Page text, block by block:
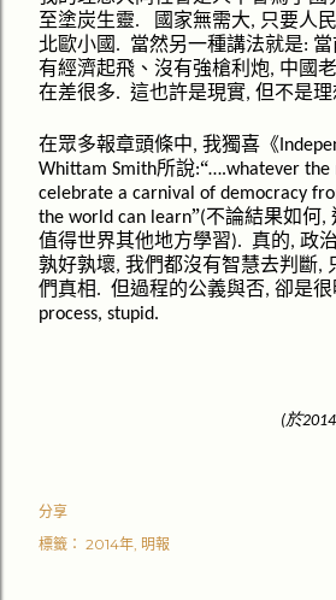
至塗炭生靈. 國家無需大, 只要人
北歐小國 . 當然另一種講法就是:
有經濟起飛、沒有強槍利炮, 中國
在差很多. 這也許是現實, 但不是理
在眾多報章頭條中, 我獨喜《
Whittam Smith所說:“….whatever the
celebrate a carnival of democracy
the world can learn”(不論結果如何,
值得世界其他地方學習). 真的, 政
孰好孰壞, 我們都沒有智慧去判斷,
們真相. 但過程的公義與否, 卻是
process, stupid.
(於2014
分享
標籤： 2014年 明報